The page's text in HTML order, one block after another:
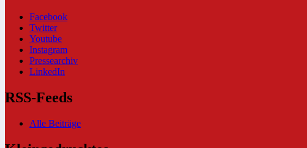
Facebook
Twitter
Youtube
Instagram
Pressearchiv
LinkedIn
RSS-Feeds
Alle Beiträge